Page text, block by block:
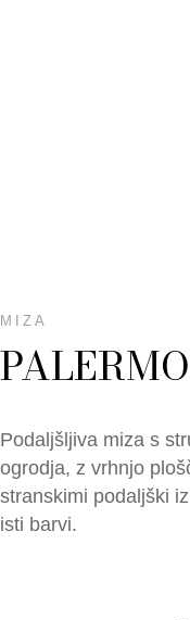
MIZA
PALERMO
Podaljšljiva miza s
ogrodja, z vrhnjo
stranskimi podaljški
isti barvi.